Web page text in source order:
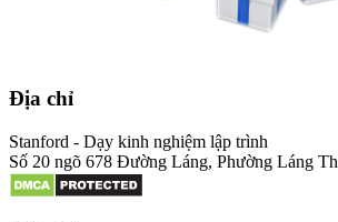
Địa chỉ
Stanford - Dạy kinh nghiệm lập trình
Số 20 ngõ 678 Đường Láng, Phường Láng